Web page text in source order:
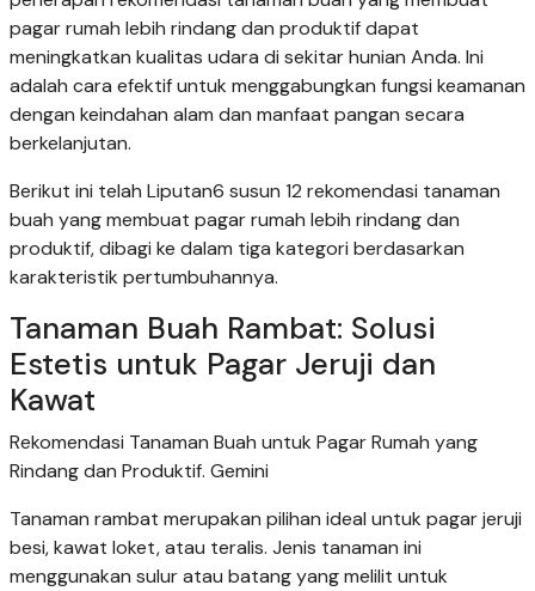
pagar rumah lebih rindang dan produktif dapat
meningkatkan kualitas udara di sekitar hunian Anda. Ini
adalah cara efektif untuk menggabungkan fungsi keamanan
dengan keindahan alam dan manfaat pangan secara
berkelanjutan.
Berikut ini telah Liputan6 susun 12 rekomendasi tanaman
buah yang membuat pagar rumah lebih rindang dan
produktif, dibagi ke dalam tiga kategori berdasarkan
karakteristik pertumbuhannya.
Tanaman Buah Rambat: Solusi
Estetis untuk Pagar Jeruji dan
Kawat
Rekomendasi Tanaman Buah untuk Pagar Rumah yang
Rindang dan Produktif. Gemini
Tanaman rambat merupakan pilihan ideal untuk pagar jeruji
besi, kawat loket, atau teralis. Jenis tanaman ini
menggunakan sulur atau batang yang melilit untuk